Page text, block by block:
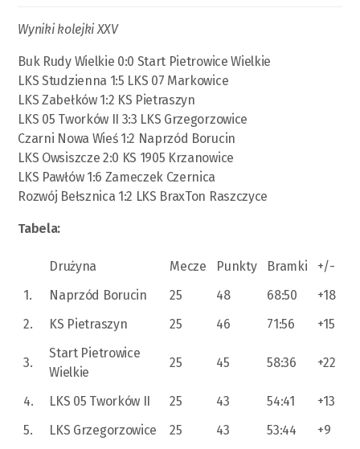
Wyniki kolejki XXV
Buk Rudy Wielkie 0:0 Start Pietrowice Wielkie
LKS Studzienna 1:5 LKS 07 Markowice
LKS Zabełków 1:2 KS Pietraszyn
LKS 05 Tworków II 3:3 LKS Grzegorzowice
Czarni Nowa Wieś 1:2 Naprzód Borucin
LKS Owsiszcze 2:0 KS 1905 Krzanowice
LKS Pawłów 1:6 Zameczek Czernica
Rozwój Bełsznica 1:2 LKS BraxTon Raszczyce
Tabela:
Drużyna Mecze Punkty Bramki
+/-
1.
Naprzód Borucin 25 48 68:50
+18
2.
KS Pietraszyn 25 46 71:56 +15
3.
Start Pietrowice
Wielkie
25 45 58:36 +22
4. LKS 05 Tworków II 25 43 54:41
+13
5.
LKS Grzegorzowice 25 43 53:44 +9